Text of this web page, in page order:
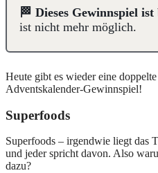
🏁 Dieses Gewinnspiel ist
ist nicht mehr möglich.
Heute gibt es wieder eine
Adventskalender-Gewinnspiel!
Superfoods
Superfoods – irgendwie liegt das
und jeder spricht davon. Also
dazu?